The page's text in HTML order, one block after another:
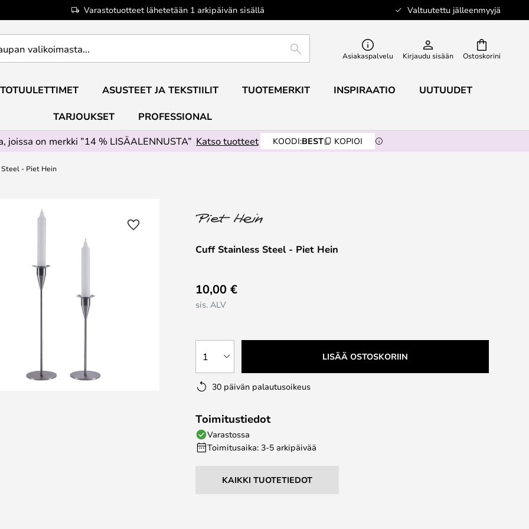
Varastotuotteet lähetetään 1 arkipäivän sisällä Valtuutettu jälleenmyyjä
Ostoskorini
ETSI Asiakaspalvelu Kirjaudu sisään
ASUSTEET JA TEKSTIILIT TUOTEMERKIT INSPIRAATIO UUTUUDET
TARJOUKSET
PROFESSIONAL
joissa on merkki ”14 % LISÄALENNUSTA” Katso tuotteet KOODI:BEST KOPIOI
- Piet Hein
Cuff Stainless Steel - Piet Hein
10,00 €
sis. ALV
1 LISÄÄ OSTOSKORIIN
30 päivän palautusoikeus
Toimitustiedot
Varastossa
Toimitusaika: 3-5 arkipäivää
KAIKKI TUOTETIEDOT